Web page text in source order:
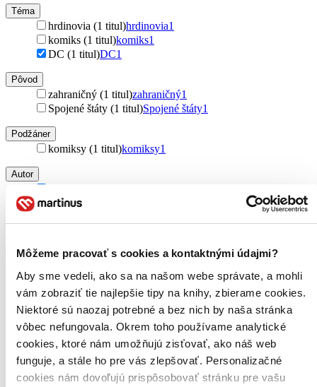
Môžeme pracovať s cookies a kontaktnými údajmi?
Aby sme vedeli, ako sa na našom webe správate, a mohli
vám zobraziť tie najlepšie tipy na knihy, zbierame cookies.
Niektoré sú naozaj potrebné a bez nich by naša stránka
vôbec nefungovala. Okrem toho používame analytické
cookies, ktoré nám umožňujú zisťovať, ako náš web
funguje, a stále ho pre vás zlepšovať. Personalizačné
cookies nám dovoľujú prispôsobovať stránku pre vašu
Téma
hrdinovia (1 titul)hrdinovia1
komiks (1 titul)komiks1
DC (1 titul)DC1
Pôvod
zahraničný (1 titul)zahraničný1
Spojené štáty (1 titul)Spojené štáty1
Podžáner
komiksy (1 titul)komiksy1
Autor
Ivan Reis (1 titul)
pevná väzba (1 titul)pevná väzba 1
Zúžiť výber
Zoradiť